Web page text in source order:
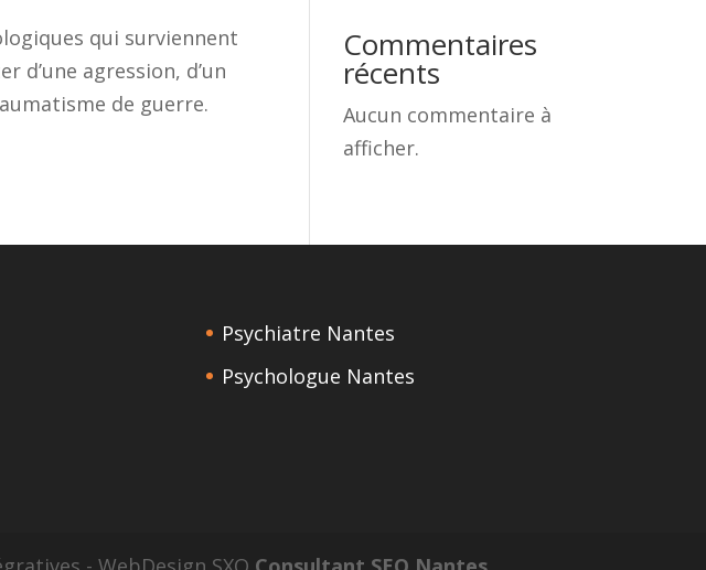
qui surviennent
agression, d’un
de guerre.
Commentaires
récents
Aucun commentaire à
afficher.
Psychiatre Nantes
Psychologue Nantes